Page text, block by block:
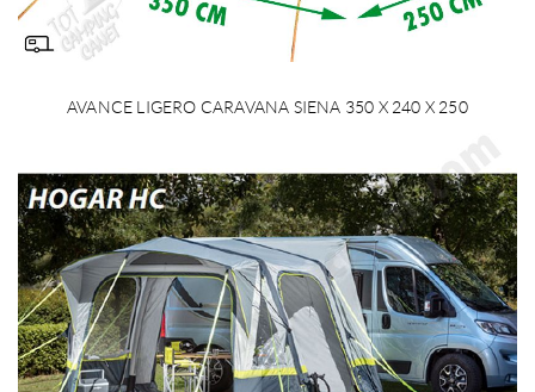
AVANCE LIGERO CARAVANA SIENA 350 X 240 X 250